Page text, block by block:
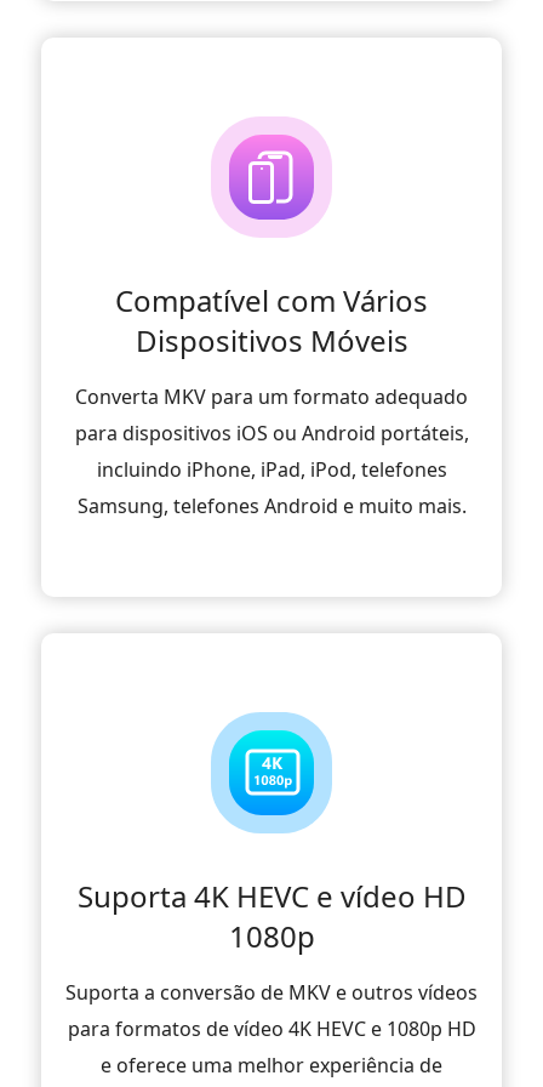
Compatível com Vários
Dispositivos Móveis
Converta MKV para um formato adequado
para dispositivos iOS ou Android portáteis,
incluindo iPhone, iPad, iPod, telefones
Samsung, telefones Android e muito mais.
Suporta 4K HEVC e vídeo HD
1080p
Suporta a conversão de MKV e outros vídeos
para formatos de vídeo 4K HEVC e 1080p HD
e oferece uma melhor experiência de